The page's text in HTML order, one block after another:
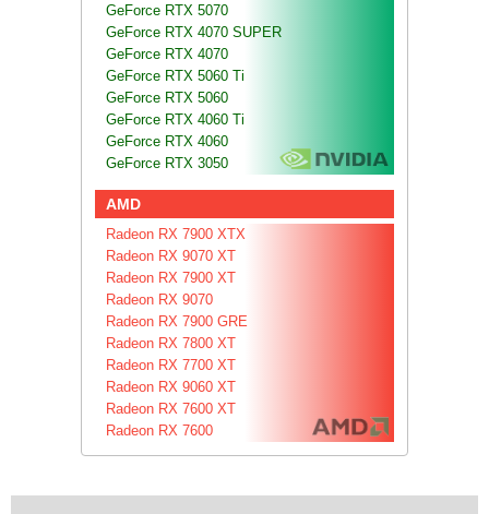
GeForce RTX 5070
GeForce RTX 4070 SUPER
GeForce RTX 4070
GeForce RTX 5060 Ti
GeForce RTX 5060
GeForce RTX 4060 Ti
GeForce RTX 4060
GeForce RTX 3050
AMD
Radeon RX 7900 XTX
Radeon RX 9070 XT
Radeon RX 7900 XT
Radeon RX 9070
Radeon RX 7900 GRE
Radeon RX 7800 XT
Radeon RX 7700 XT
Radeon RX 9060 XT
Radeon RX 7600 XT
Radeon RX 7600